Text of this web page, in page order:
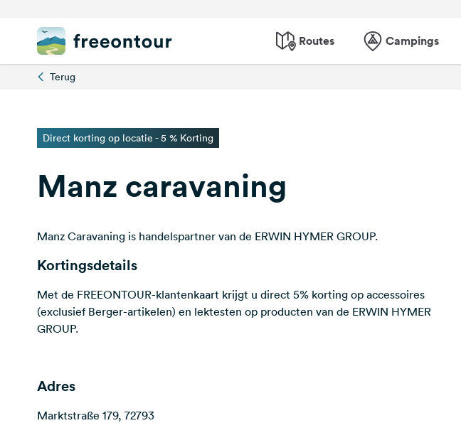
Routes Campings
Terug
Direct korting op locatie - 5 % Korting
Manz caravaning
Manz Caravaning is handelspartner van de ERWIN HYMER GROUP.
Kortingsdetails
Met de FREEONTOUR-klantenkaart krijgt u direct 5% korting op accessoires
(exclusief Berger-artikelen) en lektesten op producten van de ERWIN HYMER
GROUP.
Adres
Marktstraße 179, 72793